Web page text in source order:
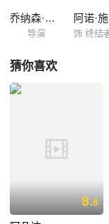
乔纳森·莫斯托
导演
猜你喜欢
8.8